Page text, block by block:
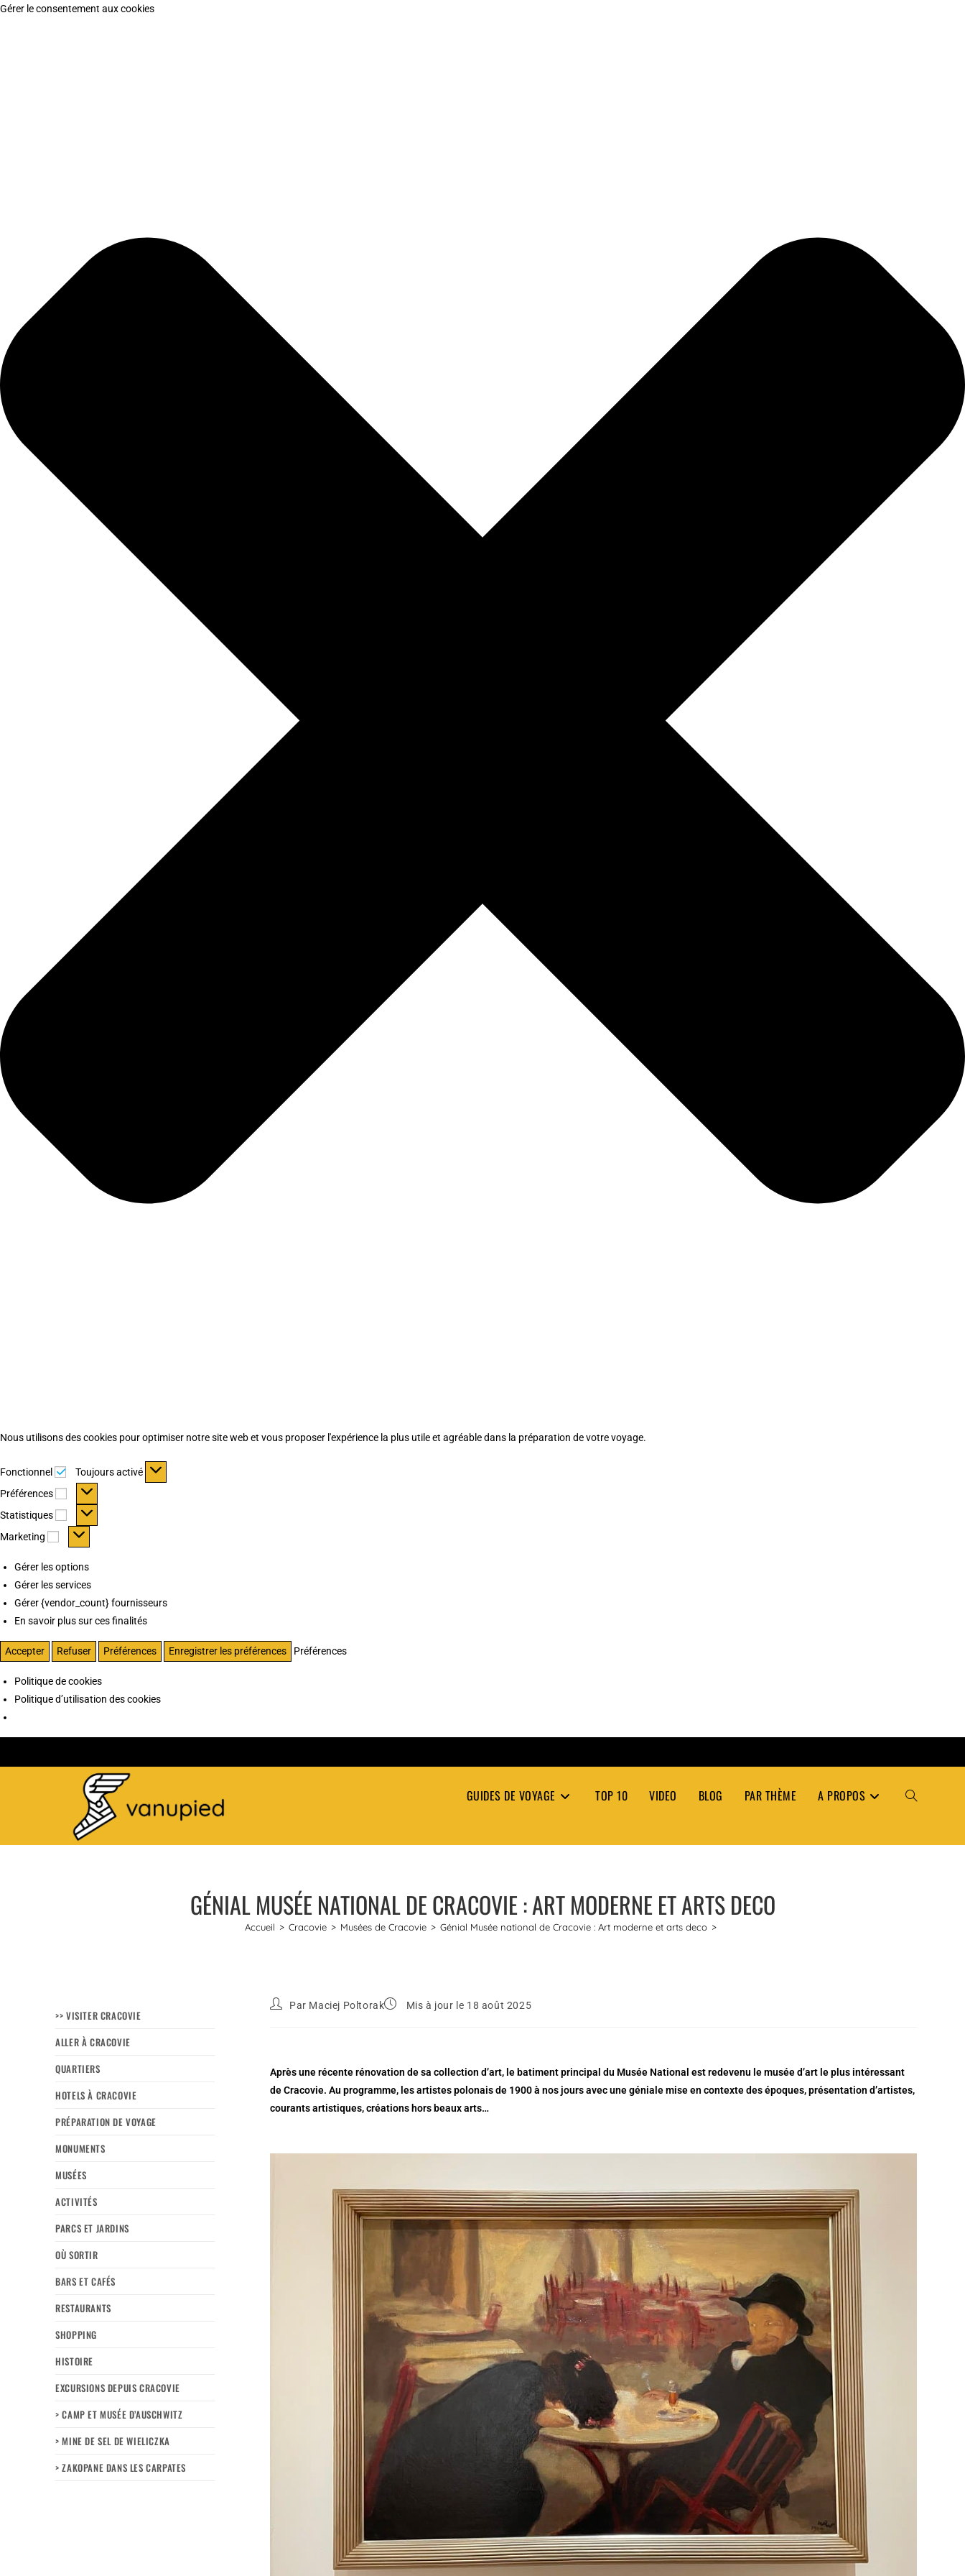
Gérer le consentement aux cookies
Nous utilisons des cookies pour optimiser notre site web et vous proposer l'expérience la plus utile et agréable dans la préparation de votre voyage.
Fonctionnel Fonctionnel
Toujours activé
Préférences
Préférences
Statistiques Statistiques
Marketing Marketing
Gérer les options
Gérer les services
Gérer {vendor_count} fournisseurs
En savoir plus sur ces finalités
Accepter Refuser Préférences Enregistrer les préférences Préférences
Politique de cookies
Politique d’utilisation des cookies
GUIDES DE VOYAGE TOP 10 VIDEO BLOG PAR THÈME A PROPOS TOGGLE
GÉNIAL MUSÉE NATIONAL DE CRACOVIE : ART MODERNE ET ARTS DECO
Accueil > Cracovie > Musées de Cracovie > Génial Musée national de Cracovie : Art moderne et arts deco >
>> VISITER CRACOVIE
ALLER À CRACOVIE
QUARTIERS
HOTELS À CRACOVIE
PRÉPARATION DE VOYAGE
MONUMENTS
MUSÉES
ACTIVITÉS
PARCS ET JARDINS
OÙ SORTIR
BARS ET CAFÉS
RESTAURANTS
SHOPPING
HISTOIRE
EXCURSIONS DEPUIS CRACOVIE
> CAMP ET MUSÉE D’AUSCHWITZ
> MINE DE SEL DE WIELICZKA
> ZAKOPANE DANS LES CARPATES
Par Maciej Poltorak Mis à jour le 18 août 2025
Après une récente rénovation de sa collection d’art, le batiment principal du Musée National est redevenu le musée d’art le plus intéressant
de Cracovie. Au programme, les artistes polonais de 1900 à nos jours avec une géniale mise en contexte des époques, présentation d’artistes,
courants artistiques, créations hors beaux arts…